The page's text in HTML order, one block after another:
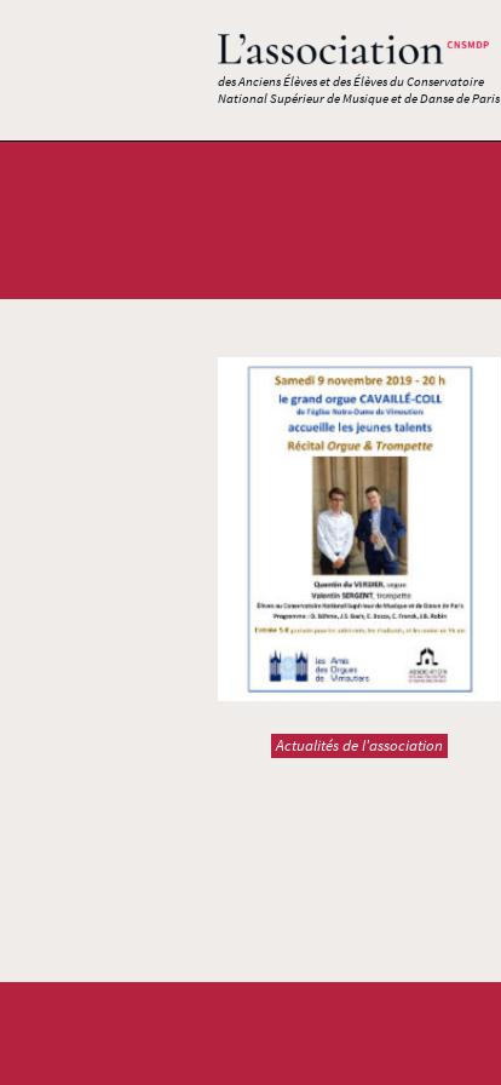
des Anciens Élèves et des Élèves du Conservatoire
National Supérieur de Musique et de Danse de Paris
Actualités de l'association